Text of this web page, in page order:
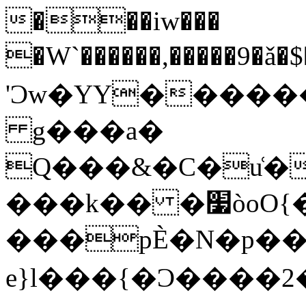
���iw���
'Ͻw�YY�
g���a�
���k�� �׷òoO{��N����z_m?